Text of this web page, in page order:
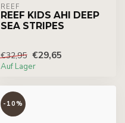
REEF
REEF KIDS AHI DEEP
SEA STRIPES
€32,95 €29,65
Auf Lager
-10%